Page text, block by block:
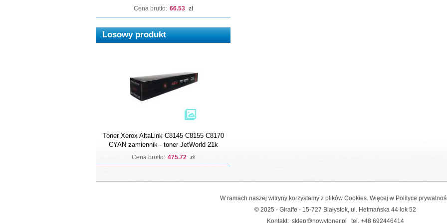
Cena brutto: 66.53 zł
Losowy produkt
Toner Xerox AltaLink C8145 C8155 C8170
CYAN zamiennik - toner JetWorld 21k
Cena brutto: 475.72 zł
W ramach naszej witryny korzystamy z plików Cookies. Więcej w Polityce
© 2025 - Giraffe - 15-727 Białystok, ul. Hetmańska 44 lok 52
Kontakt: sklep@nowytoner.pl tel. +48 692446414